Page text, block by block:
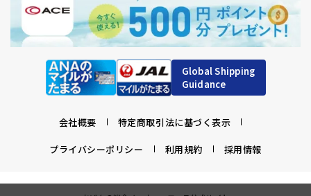
Global Shipping
Guidance
会社概要 特定商取引法に基づく表示
プライバシーポリシー 利用規約 採用情報